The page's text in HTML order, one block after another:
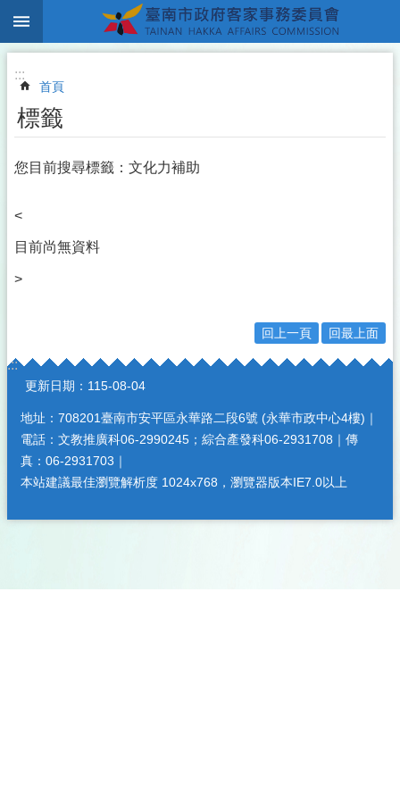
跳到主要內容區塊
:::
首頁
標籤
您目前搜尋標籤：文化力補助
<
目前尚無資料
>
回上一頁 回最上面
:::
更新日期： 115-08-04
地址：708201臺南市安平區永華路二段6號 (永華市政中心4樓)｜
電話：文教推廣科06-2990245；綜合產發科06-2931708｜傳
真：06-2931703｜
本站建議最佳瀏覽解析度 1024x768，瀏覽器版本IE7.0以上